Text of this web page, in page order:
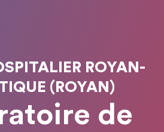
ROYAN-
(ROYAN)
de